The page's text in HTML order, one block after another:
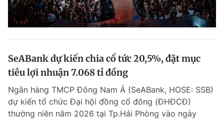
SeABank dự kiến chia cổ tức 20,5%, đặt mục
tiêu lợi nhuận 7.068 tỉ đồng
Ngân hàng TMCP Đông Nam Á (SeABank, HOSE: SSB)
dự kiến tổ chức Đại hội đồng cổ đông (ĐHĐCĐ)
thường niên năm 2026 tại Tp.Hải Phòng vào ngày